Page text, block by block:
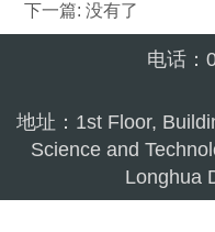
下一篇: 没有了
电话：
地址：1st Floor,
Science and
Longhua